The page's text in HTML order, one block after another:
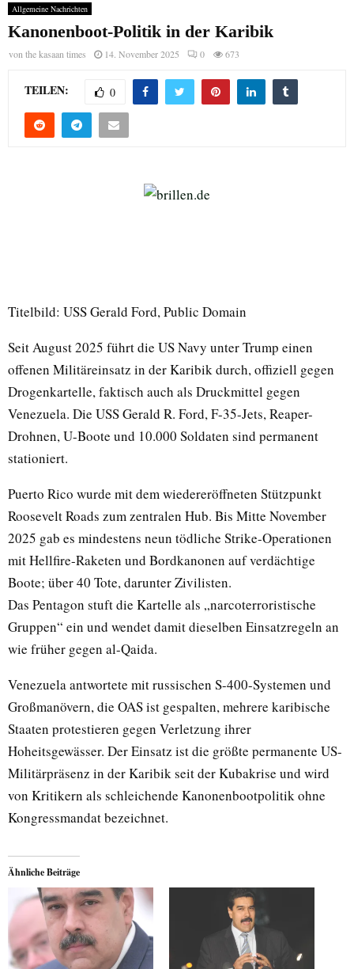
Allgemeine Nachrichten
Kanonenboot-Politik in der Karibik
vonthe kasaan times 14. November 2025 0 673
TEILEN: 0
Titelbild: USS Gerald Ford, Public Domain
Seit August 2025 führt die US Navy unter Trump einen
offenen Militäreinsatz in der Karibik durch, offiziell gegen
Drogenkartelle, faktisch auch als Druckmittel gegen
Venezuela. Die USS Gerald R. Ford, F-35-Jets, Reaper-
Drohnen, U-Boote und 10.000 Soldaten sind permanent
stationiert.
Puerto Rico wurde mit dem wiedereröffneten Stützpunkt
Roosevelt Roads zum zentralen Hub. Bis Mitte November
2025 gab es mindestens neun tödliche Strike-Operationen
mit Hellfire-Raketen und Bordkanonen auf verdächtige
Boote; über 40 Tote, darunter Zivilisten.
Das Pentagon stuft die Kartelle als „narcoterroristische
Gruppen“ ein und wendet damit dieselben Einsatzregeln an
wie früher gegen al-Qaida.
Venezuela antwortete mit russischen S-400-Systemen und
Großmanövern, die OAS ist gespalten, mehrere karibische
Staaten protestieren gegen Verletzung ihrer
Hoheitsgewässer. Der Einsatz ist die größte permanente US-
Militärpräsenz in der Karibik seit der Kubakrise und wird
von Kritikern als schleichende Kanonenbootpolitik ohne
Kongressmandat bezeichnet.
Ähnliche Beiträge